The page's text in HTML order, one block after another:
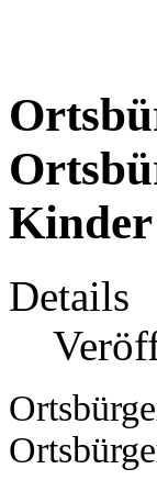
Kinder
Details